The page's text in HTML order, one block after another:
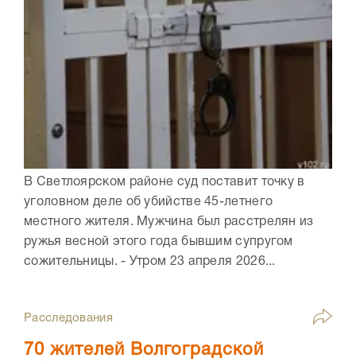
В Светлоярском районе суд поставит точку в
уголовном деле об убийстве 45-летнего
местного жителя. Мужчина был расстрелян из
ружья весной этого года бывшим супругом
сожительницы. - Утром 23 апреля 2026...
Расследования
70 жителей Волгоградской